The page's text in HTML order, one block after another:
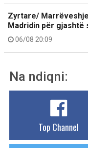
Zyrtare/
Madridin për
06/08 20:09
Na ndiqni:
Top Channel